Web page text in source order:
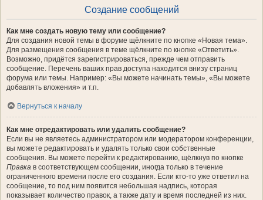
Создание сообщений
Как мне создать новую тему или сообщение?
Для создания новой темы в форуме щёлкните по кнопке «Новая тема».
Для размещения сообщения в теме щёлкните по кнопке «Ответить».
Возможно, придётся зарегистрироваться, прежде чем отправить
сообщение. Перечень ваших прав доступа находится внизу страниц
форума или темы. Например: «Вы можете начинать темы», «Вы можете
добавлять вложения» и т.п.
Вернуться к началу
Как мне отредактировать или удалить сообщение?
Если вы не являетесь администратором или модератором конференции,
вы можете редактировать и удалять только свои собственные
сообщения. Вы можете перейти к редактированию, щёлкнув по кнопке
Правка в соответствующем сообщении, иногда только в течение
ограниченного времени после его создания. Если кто-то уже ответил на
сообщение, то под ним появится небольшая надпись, которая
показывает количество правок, а также дату и время последней из них.